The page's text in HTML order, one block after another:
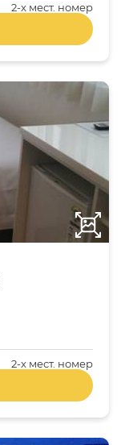
2-x мест. номер
2-x мест. номер